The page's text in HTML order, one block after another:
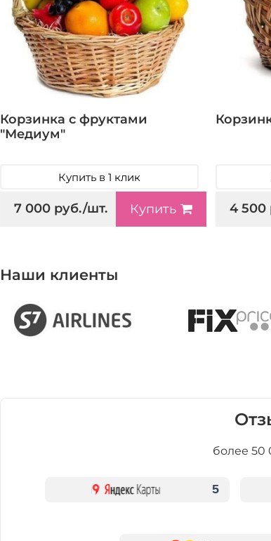
Корзинка с фруктами
"Медиум"
Купить в 1 клик
7 000 руб./шт. Купить 4 500
Наши клиенты
более 50
5